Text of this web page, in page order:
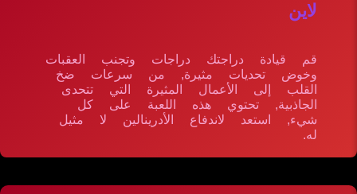
لاين
قم قيادة دراجتك دراجات وتجنب العقبات
وخوض تحديات مثيرة, من سرعات ضخ
القلب إلى الأعمال المثيرة التي تتحدى
الجاذبية, تحتوي هذه اللعبة على كل
شيء, استعد لاندفاع الأدرينالين لا مثيل
له.